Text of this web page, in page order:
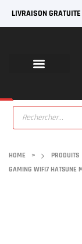
LIVRAISON GRATUITE
HOME > PRODUITS
GAMING WIFI7 HATSUNE